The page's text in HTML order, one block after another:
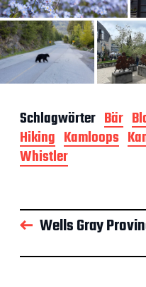
Schlagwörter Bär
Hiking Kamloops
Whistler
Wells Gray